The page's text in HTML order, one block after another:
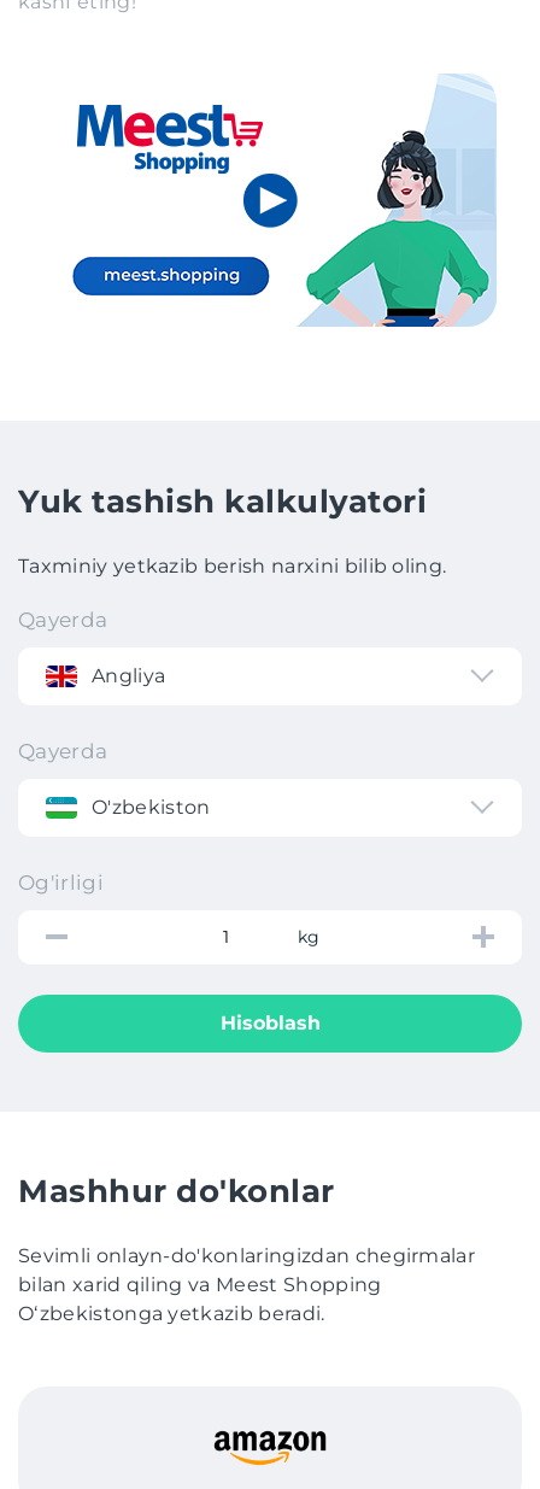
Yuk tashish kalkulyatori
Taxminiy yetkazib berish narxini bilib oling.
Qayerda
Angliya
Qayerda
O'zbekiston
Og'irligi
kg
Hisoblash
Mashhur do'konlar
Sevimli onlayn-do'konlaringizdan chegirmalar
bilan xarid qiling va Meest Shopping
Oʻzbekistonga yetkazib beradi.